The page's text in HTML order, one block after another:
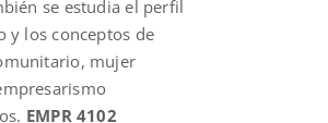
se estudia el perfil
y los conceptos de
mujer
EMPR 4102